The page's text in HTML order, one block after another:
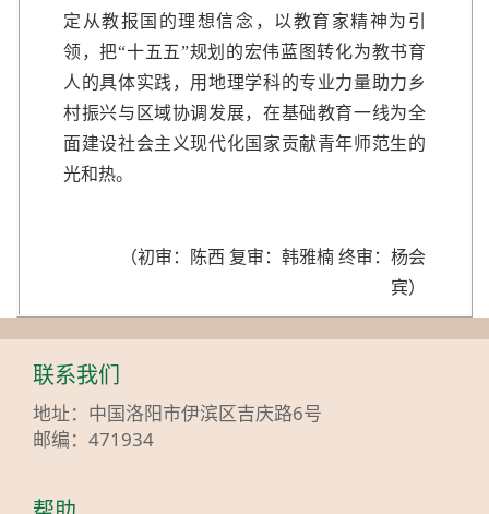
定从教报国的理想信念，以教育家精神为引
领，把“十五五”规划的宏伟蓝图转化为教书育
人的具体实践，用地理学科的专业力量助力乡
村振兴与区域协调发展，在基础教育一线为全
面建设社会主义现代化国家贡献青年师范生的
光和热。
（初审：陈西 复审：韩雅楠 终审：杨会
宾）
联系我们
地址：中国洛阳市伊滨区吉庆路6号
邮编：471934